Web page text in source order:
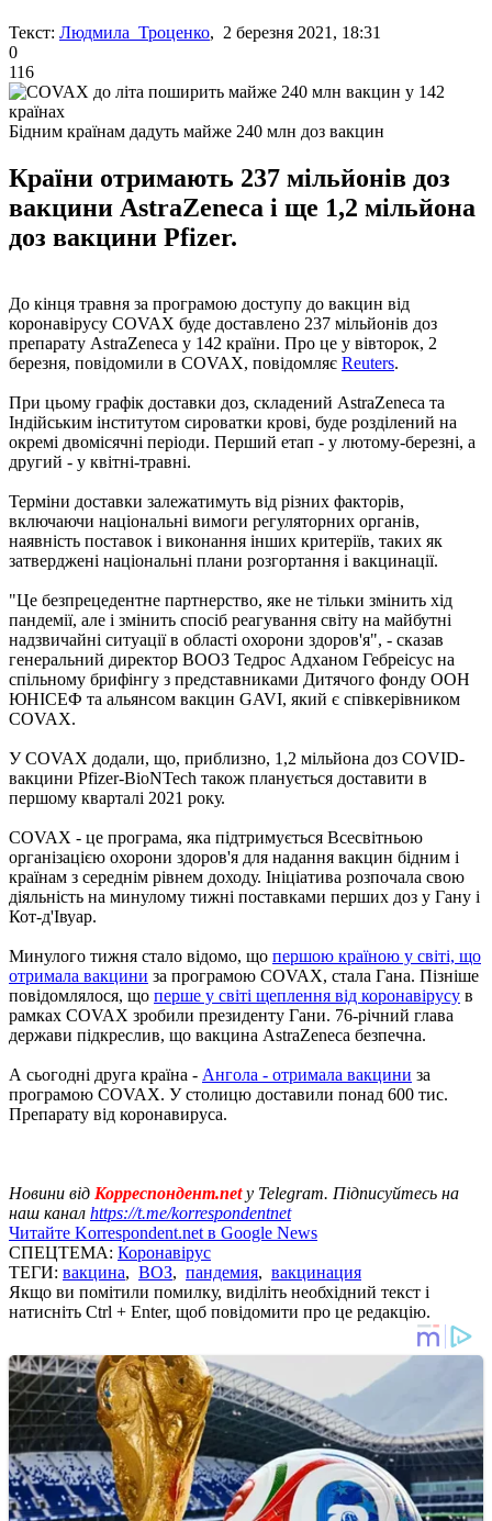
Текст: Людмила Троценко, 2 березня 2021, 18:31
0
116
Бідним країнам дадуть майже 240 млн доз вакцин
Країни отримають 237 мільйонів доз
вакцини AstraZeneca і ще 1,2 мільйона
доз вакцини Pfizer.
До кінця травня за програмою доступу до вакцин від
коронавірусу COVAX буде доставлено 237 мільйонів доз
препарату AstraZeneca у 142 країни. Про це у вівторок, 2
березня, повідомили в COVAX, повідомляє Reuters.
При цьому графік доставки доз, складений AstraZeneca та
Індійським інститутом сироватки крові, буде розділений на
окремі двомісячні періоди. Перший етап - у лютому-березні, а
другий - у квітні-травні.
Терміни доставки залежатимуть від різних факторів,
включаючи національні вимоги регуляторних органів,
наявність поставок і виконання інших критеріїв, таких як
затверджені національні плани розгортання і вакцинації.
"Це безпрецедентне партнерство, яке не тільки змінить хід
пандемії, але і змінить спосіб реагування світу на майбутні
надзвичайні ситуації в області охорони здоров'я", - сказав
генеральний директор ВООЗ Тедрос Адханом Гебреісус на
спільному брифінгу з представниками Дитячого фонду ООН
ЮНІСЕФ та альянсом вакцин GAVI, який є співкерівником
COVAX.
У COVAX додали, що, приблизно, 1,2 мільйона доз COVID-
вакцини Pfizer-BioNTech також планується доставити в
першому кварталі 2021 року.
COVAX - це програма, яка підтримується Всесвітньою
організацією охорони здоров'я для надання вакцин бідним і
країнам з середнім рівнем доходу. Ініціатива розпочала свою
діяльність на минулому тижні поставками перших доз у Гану і
Кот-д'Івуар.
Минулого тижня стало відомо, що першою країною у світі, що
отримала вакцини за програмою COVAX, стала Гана. Пізніше
повідомлялося, що перше у світі щеплення від коронавірусу в
рамках COVAX зробили президенту Гани. 76-річний глава
держави підкреслив, що вакцина AstraZeneca безпечна.
А сьогодні друга країна - Ангола - отримала вакцини за
програмою COVAX. У столицю доставили понад 600 тис.
Препарату від коронавируса.
Новини від Корреспондент.netу Telegram. Підписуйтесь на
наш канал https://t.me/korrespondentnet
Читайте Korrespondent.net в Google News
СПЕЦТЕМА: Коронавірус
ТЕГИ: вакцина, ВОЗ, пандемия, вакцинация
Якщо ви помітили помилку, виділіть необхідний текст і
натисніть Ctrl + Enter, щоб повідомити про це редакцію.